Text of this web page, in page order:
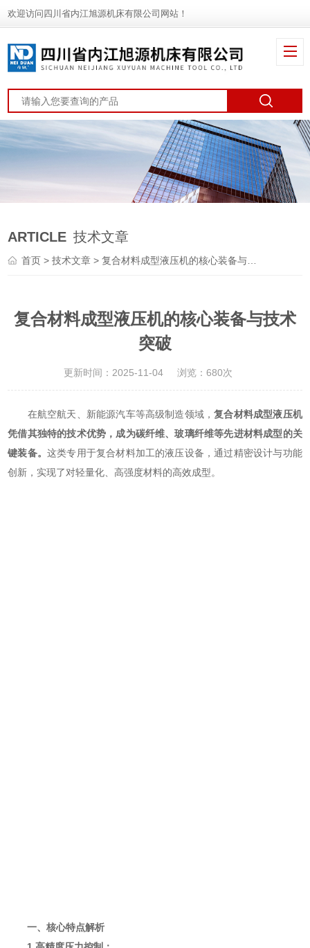
欢迎访问四川省内江旭源机床有限公司网站！
ARTICLE 技术文章
首页 >技术文章 > 复合材料成型液压机的核心装备与技术突破
复合材料成型液压机的核心装备与技术
突破
更新时间：2025-11-04 浏览：680次
在航空航天、新能源汽车等高级制造领域，复合材料成型液压机
凭借其独特的技术优势，成为碳纤维、玻璃纤维等先进材料成型的关
键装备。 这类专用于复合材料加工的液压设备，通过精密设计与功能
创新，实现了对轻量化、高强度材料的高效成型。
一、核心特点解析